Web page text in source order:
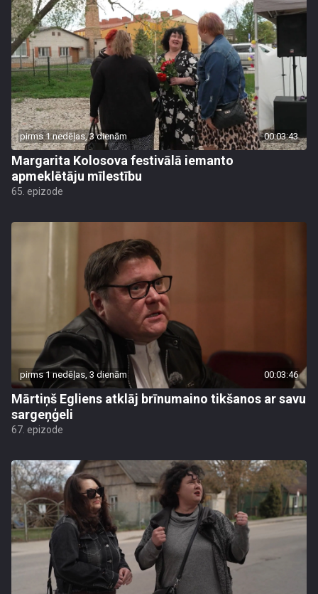
pirms 1 nedēļas, 3 dienām 00:03:43
Margarita Kolosova festivālā iemanto
apmeklētāju mīlestību
65. epizode
pirms 1 nedēļas, 3 dienām 00:03:46
Mārtiņš Egliens atklāj brīnumaino tikšanos ar savu
sargeņģeli
67. epizode